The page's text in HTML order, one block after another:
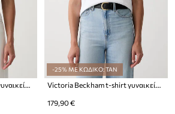
Victoria Beckham t-shirt γυναικείο βαμβακερό Tilly
-25% ΜΕ ΚΩΔΙΚΟ: TAN
Victoria Beckham t-shirt γυναικείο βαμβακερό Tilly
179,90 €